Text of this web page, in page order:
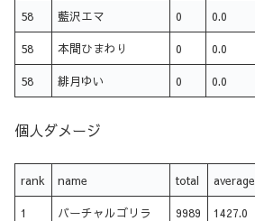
58 藍沢エマ 0 0.0
58 本間ひまわり 0 0.0
58 緋月ゆい 0 0.0
個人ダメージ
rank name total average
1 バーチャルゴリラ 9989 1427.0